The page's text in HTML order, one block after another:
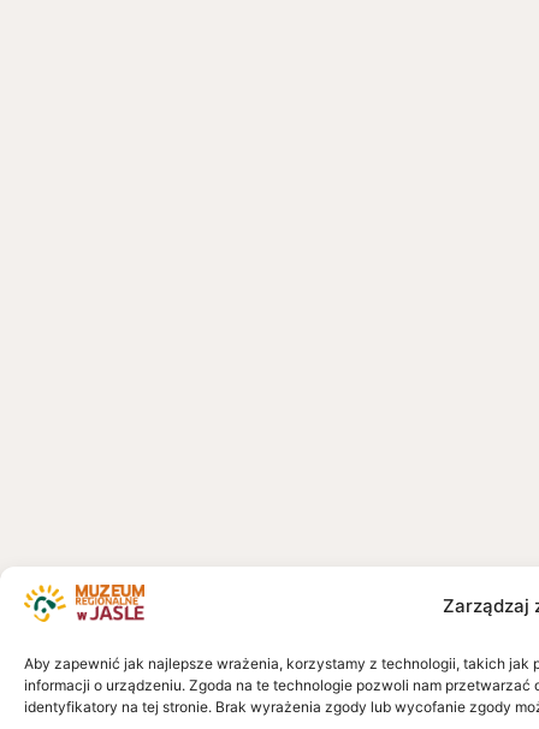
Zarządzaj
Aby zapewnić jak najlepsze wrażenia, korzystamy z technologii, takich
informacji o urządzeniu. Zgoda na te technologie pozwoli nam
identyfikatory na tej stronie. Brak wyrażenia zgody lub wycofanie zgody